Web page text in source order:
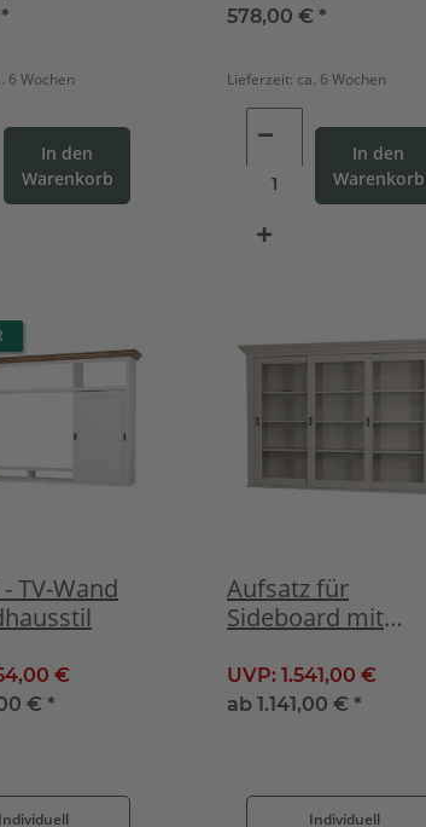
*
6 Wochen
In den
Warenkorb
578,00 € *
Lieferzeit: ca. 6 Wochen
In den
Warenkorb
TV-Wand
€
€ *
Individuell
Aufsatz für
Sideboard mit
UVP: 1.541,00 €
ab 1.141,00 € *
Individuell